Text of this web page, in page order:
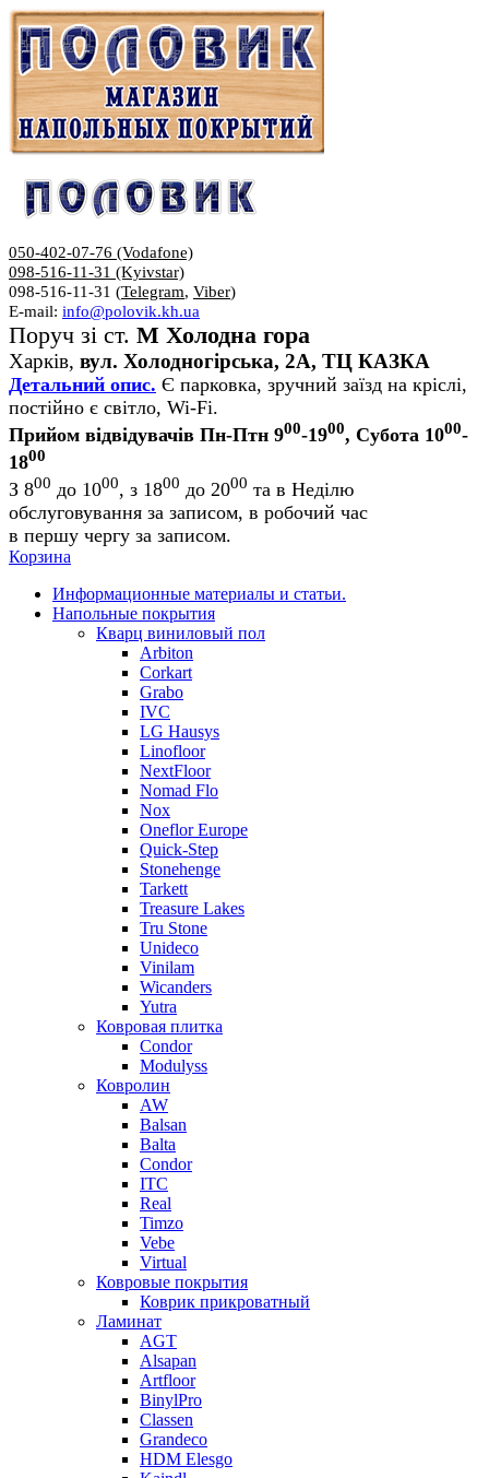
050-402-07-76 (Vodafone)
098-516-11-31 (Kyivstar)
098-516-11-31 (Telegram, Viber)
E-mail: info@polovik.kh.ua
Поруч зі ст. М Холодна гора
Харків, вул. Холодногірська, 2А, ТЦ КАЗКА
Детальний опис. Є парковка, зручний заїзд на кріслі,
постійно є світло, Wi-Fi.
Прийом відвідувачів Пн-Птн 900-1900, Субота 1000-
1800
З 800 до 1000, з 1800 до 2000 та в Неділю
обслуговування за записом, в робочий час
в першу чергу за записом.
Корзина
Информационные материалы и статьи.
Напольные покрытия
Кварц виниловый пол
Arbiton
Corkart
Grabo
IVC
LG Hausys
Linofloor
NextFloor
Nomad Flo
Nox
Oneflor Europe
Quick-Step
Stonehenge
Tarkett
Treasure Lakes
Tru Stone
Unideco
Vinilam
Wicanders
Yutra
Ковровая плитка
Condor
Modulyss
Ковролин
AW
Balsan
Balta
Condor
ITC
Real
Timzo
Vebe
Virtual
Ковровые покрытия
Коврик прикроватный
Ламинат
AGT
Alsapan
Artfloor
BinylPro
Classen
Grandeco
HDM Elesgo